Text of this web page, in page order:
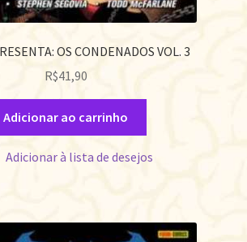
OS CONDENADOS VOL. 3
R$41,90
Adicionar ao carrinho
Adicionar à lista de desejos